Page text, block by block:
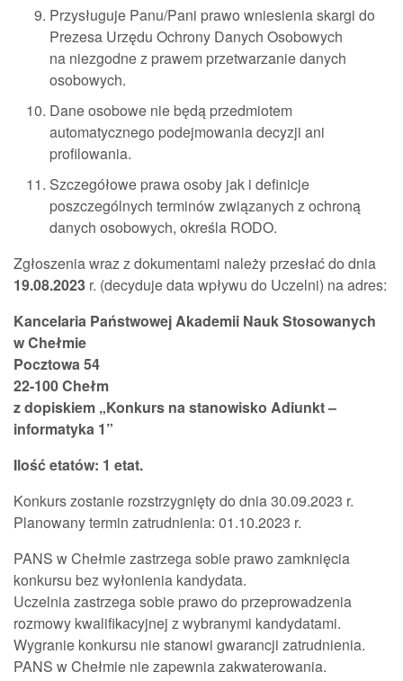
Przysługuje Panu/Pani prawo wniesienia skargi do
Prezesa Urzędu Ochrony Danych Osobowych
na niezgodne z prawem przetwarzanie danych
osobowych.
Dane osobowe nie będą przedmiotem
automatycznego podejmowania decyzji ani
profilowania.
Szczegółowe prawa osoby jak i definicje
poszczególnych terminów związanych z ochroną
danych osobowych, określa RODO.
Zgłoszenia wraz z dokumentami należy przesłać do dnia
19.08.2023 r. (decyduje data wpływu do Uczelni) na adres:
Kancelaria Państwowej Akademii Nauk Stosowanych
w Chełmie
Pocztowa 54
22-100 Chełm
z dopiskiem „Konkurs na stanowisko Adiunkt –
informatyka 1”
Ilość etatów: 1 etat.
Konkurs zostanie rozstrzygnięty do dnia 30.09.2023 r.
Planowany termin zatrudnienia: 01.10.2023 r.
PANS w Chełmie zastrzega sobie prawo zamknięcia
konkursu bez wyłonienia kandydata.
Uczelnia zastrzega sobie prawo do przeprowadzenia
rozmowy kwalifikacyjnej z wybranymi kandydatami.
Wygranie konkursu nie stanowi gwarancji zatrudnienia.
PANS w Chełmie nie zapewnia zakwaterowania.